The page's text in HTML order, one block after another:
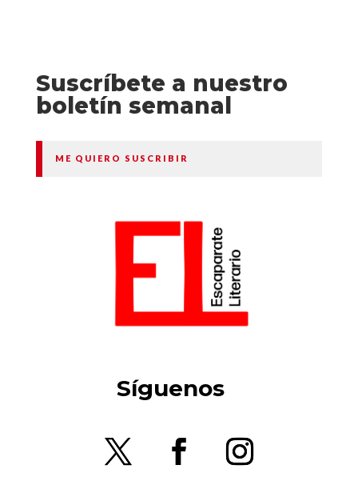
Suscríbete a nuestro
boletín semanal
ME QUIERO SUSCRIBIR
Síguenos